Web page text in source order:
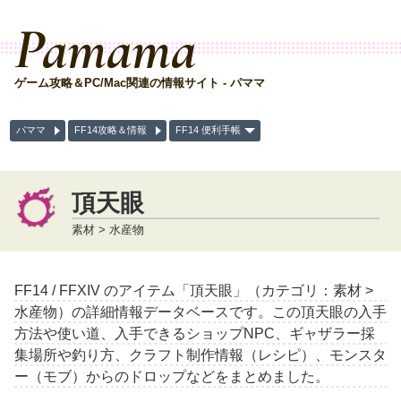
Pamama
ゲーム攻略＆PC/Mac関連の情報サイト - パママ
パママ FF14攻略＆情報 FF14 便利手帳
頂天眼
素材 > 水産物
FF14 / FFXIV のアイテム「頂天眼」（カテゴリ：素材 >
水産物）の詳細情報データベースです。この頂天眼の入手
方法や使い道、入手できるショップNPC、ギャザラー採
集場所や釣り方、クラフト制作情報（レシピ）、モンスタ
ー（モブ）からのドロップなどをまとめました。